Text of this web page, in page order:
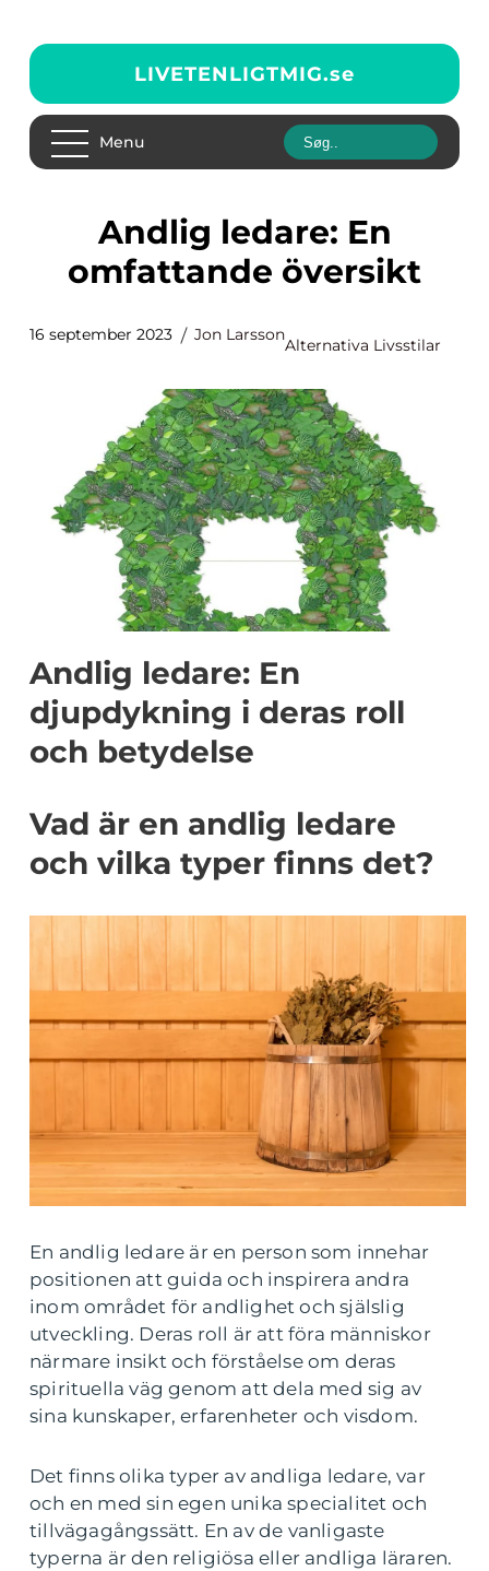
LIVETENLIGTMIG.se
Menu
Andlig ledare: En
omfattande översikt
16 september 2023 Jon Larsson
Alternativa Livsstilar
Andlig ledare: En
djupdykning i deras roll
och betydelse
Vad är en andlig ledare
och vilka typer finns det?
En andlig ledare är en person som innehar
positionen att guida och inspirera andra
inom området för andlighet och själslig
utveckling. Deras roll är att föra människor
närmare insikt och förståelse om deras
spirituella väg genom att dela med sig av
sina kunskaper, erfarenheter och visdom.
Det finns olika typer av andliga ledare, var
och en med sin egen unika specialitet och
tillvägagångssätt. En av de vanligaste
typerna är den religiösa eller andliga läraren.